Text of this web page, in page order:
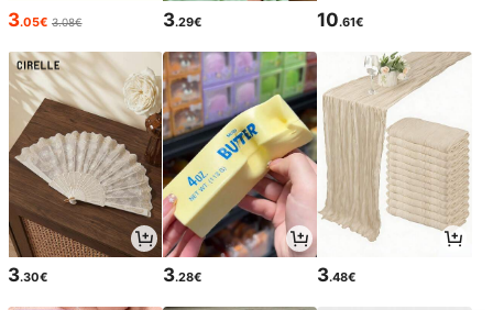
3.05€ 3.08€ 3.29€ 10.61€
3.30€ 3.28€ 3.48€